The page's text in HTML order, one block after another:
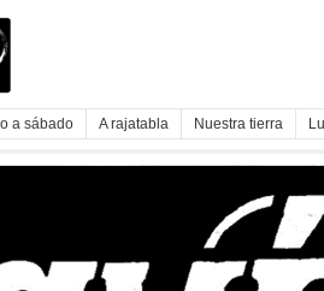
a sábado A rajatabla Nuestra tierra